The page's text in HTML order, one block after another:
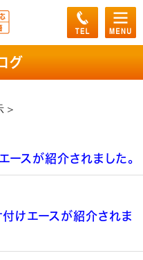
グ
＞
スが紹介されました。
けエースが紹介されま